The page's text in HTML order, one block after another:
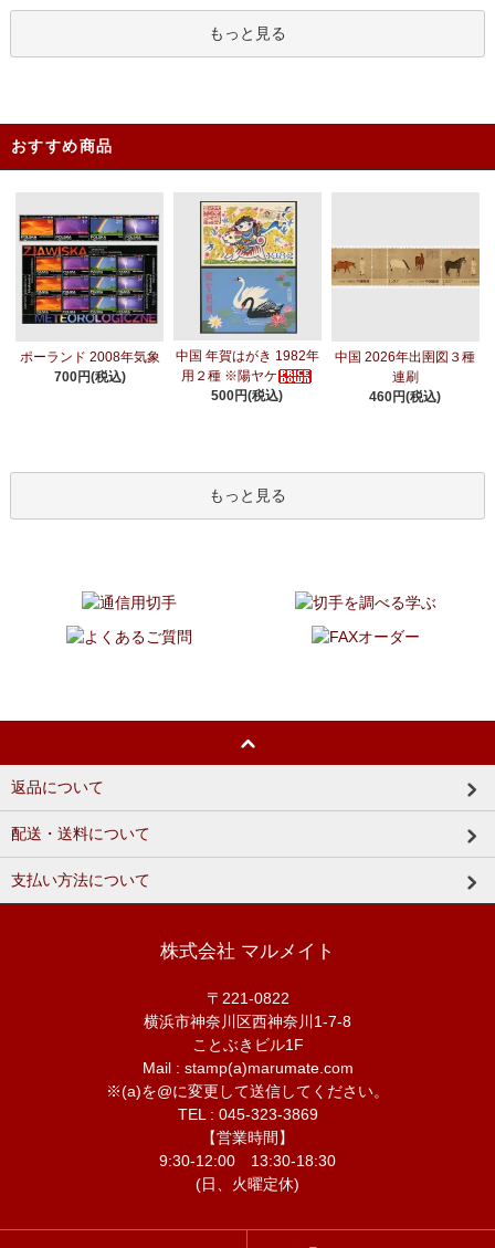
もっと見る
おすすめ商品
ポーランド 2008年気象
700円(税込)
中国 年賀はがき 1982年
用２種 ※陽ヤケ
500円(税込)
中国 2026年出圉図３種
連刷
460円(税込)
もっと見る
返品について
配送・送料について
支払い方法について
株式会社 マルメイト
〒221-0822
横浜市神奈川区西神奈川1-7-8
ことぶきビル1F
Mail : stamp(a)marumate.com
※(a)を@に変更して送信してください。
TEL : 045-323-3869
【営業時間】
9:30-12:00 13:30-18:30
(日、火曜定休)